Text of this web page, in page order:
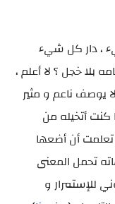
، دار كل شيء
بلا خجل ؟ لا أعلم ،
يوصف ناعم و مثير
كنت أتخيله من
أن أضعها
تحمل المعنى
للإستمرار و